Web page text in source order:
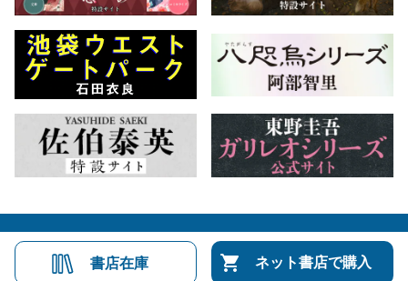
書店在庫 ネット書店で購入
会社概要 自費出版のご案内 お問合せ
株式会社文藝春秋 Number Web
CREA WEB